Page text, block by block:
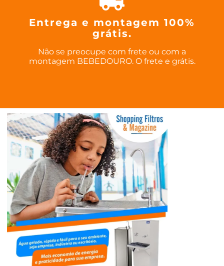
Entrega e montagem 100%
grátis.
Não se preocupe com frete ou com a
montagem BEBEDOURO. O frete e grátis.